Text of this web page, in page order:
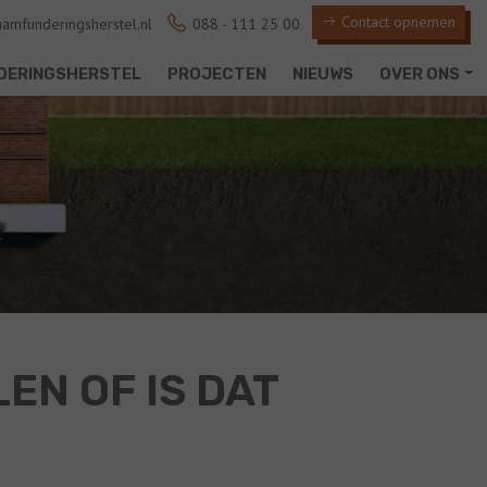
088 - 111 25 00 Contact opnemen
PROJECTEN NIEUWS OVER ONS
OF IS DAT